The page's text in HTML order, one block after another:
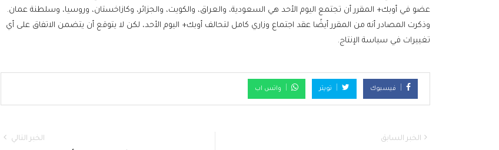
عضو في أوبك+ المقرر أن تجتمع اليوم الأحد هي السعودية، والعراق، والكويت، والجزائر، وكازاخستان، وروسيا، وسلطنة عمان.
وذكرت المصادر أنه من المقرر أيضًا عقد اجتماع وزاري كامل لتحالف أوبك+ اليوم الأحد، لكن لا يتوقع أن يتضمن الاتفاق على أي
تغييرات في سياسة الإنتاج.
فيسبوك تويتر واتس اب
الخبر السابق الخبر التالي